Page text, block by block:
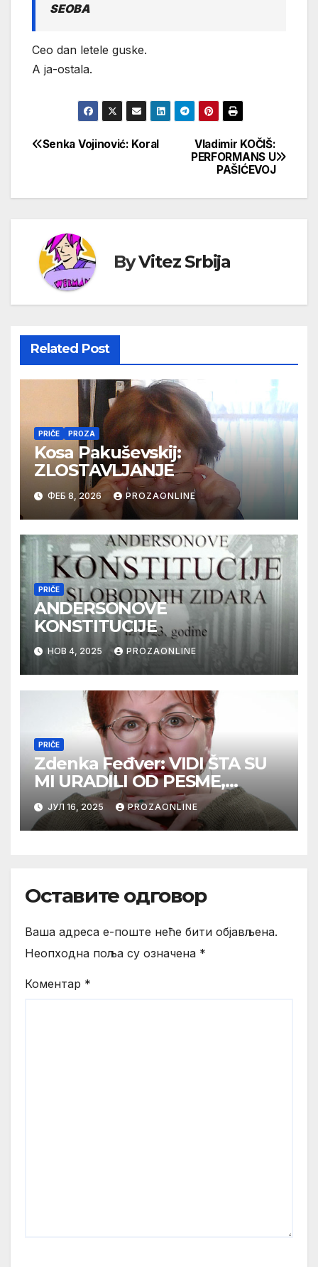
SEOBA
Ceo dan letele guske.
A ja-ostala.
Кретање
Vladimir KOČIŠ:
PERFORMANS U
PAŠIĆEVOJ
Senka Vojinović: Koral
ByVitez Srbija
Related Post
PRIČE PROZA
Kosa Pakuševskij:
ZLOSTAVLJANJE
ФЕБ 8, 2026 PROZAONLINE
PRIČE
ANDERSONOVE
KONSTITUCIJE
НОВ 4, 2025 PROZAONLINE
PRIČE
Zdenka Feđver: VIDI ŠTA SU
MI URADILI OD PESME,
MAMA*
ЈУЛ 16, 2025 PROZAONLINE
Оставите одговор
Ваша адреса е-поште неће бити објављена.
Неопходна поља су означена *
Коментар *